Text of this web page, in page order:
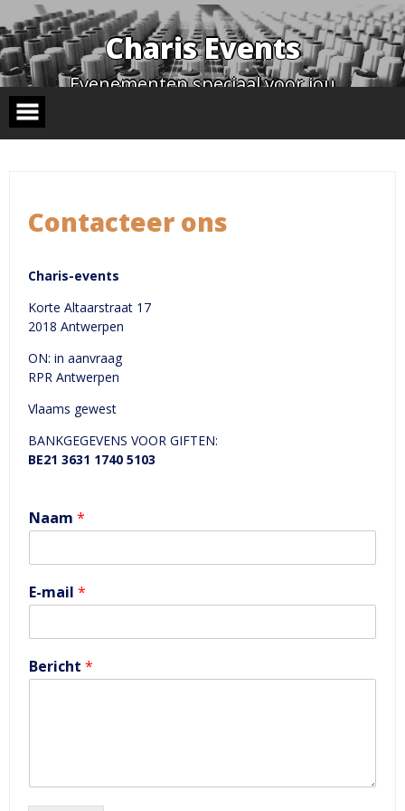
content
Charis Events
Evenementen speciaal voor jou
Contacteer ons
Charis-events
Korte Altaarstraat 17
2018 Antwerpen
ON: in aanvraag
RPR Antwerpen
Vlaams gewest
BANKGEGEVENS VOOR GIFTEN:
BE21 3631 1740 5103
Naam *
E-mail *
Bericht *